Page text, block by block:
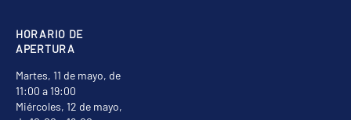
HORARIO DE
APERTURA
Martes, 11 de mayo, de
11:00 a 19:00
Miércoles, 12 de mayo,